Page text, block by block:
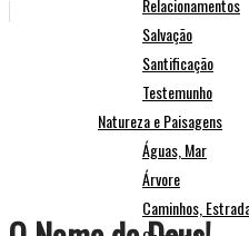
Relacionamentos
Salvação
Santificação
Testemunho
Natureza e Paisagens
Águas, Mar
Árvore
Caminhos,